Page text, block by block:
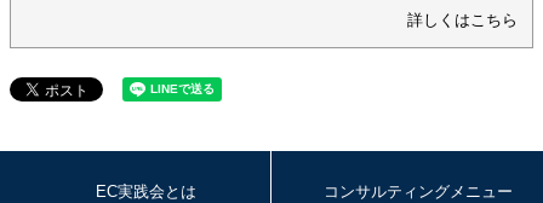
詳しくはこちら
EC実践会とは コンサルティングメニュー